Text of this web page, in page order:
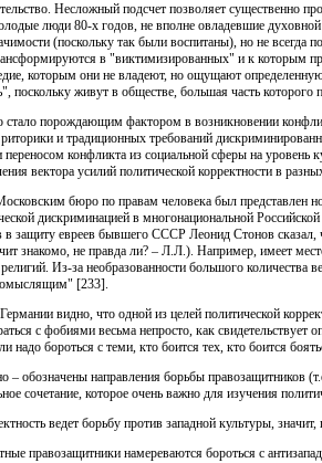
Несложный подсчет позволяет существенно
люди 80-х годов, не вполне овладевшие
(поскольку так были воспитаны), но не
в "виктимизированных" и к которым
которым они не владеют, но ощущают
поскольку живут в обществе, большая часть
стало порождающим фактором в возникновении
риторики и традиционных требований
конфликта из социальной сферы на уровень
вектора усилий политической корректности в
бюро по правам человека был представлен
дискриминацией в многонациональной
в защиту евреев бывшего СССР Леонид Стонов сказал,
знакомо, не правда ли? – Л.Л.). Например, имеет
Из-за необразованности большого
[233].
видно, что одной из целей политической
с фобиями весьма непросто, как свидетельствует
надо бороться с теми, кто боится тех, кто боится
– обозначены направления борьбы правозащитников
сочетание, которое очень важно для изучения
ведет борьбу против западной культуры, значит,
правозащитники намереваются бороться с